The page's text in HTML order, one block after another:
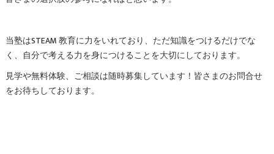
当塾はSTEAM 教育に力をいれており、ただ知識をつけるだけでな
く、自分で考える力を身につけることを大切にしております。
見学や無料体験、ご相談は随時募集しています！皆さまのお問合せ
をお待ちしております。